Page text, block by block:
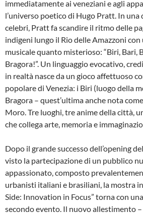
immediatamente ai veneziani e agli
l’universo poetico di Hugo Pratt. In una
celebri, Pratt fa scandire il ritmo delle
indigeni lungo il Rio delle Amazzoni
musicale quanto misterioso: “Biri, Bari,
Bragora!”. Un linguaggio evocativo,
in realtà nasce da un gioco affettuoso
popolare di Venezia: i Biri (luogo della
Bragora – quest’ultima anche nota
Moro. Tre luoghi, tre anime della città,
che collega arte, memoria e
Dopo il grande successo dell’opening
visto la partecipazione di un pubblico
appassionato, composto
urbanisti italiani e brasiliani, la mostra
Side: Innovation in Focus” torna con
secondo evento. Il nuovo allestimento